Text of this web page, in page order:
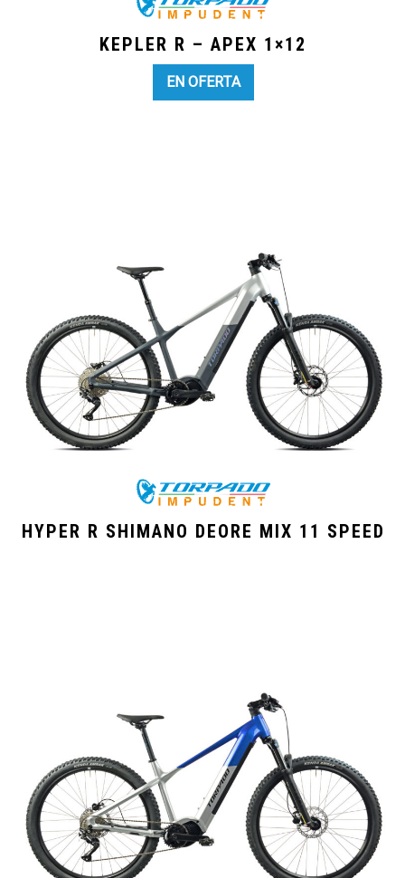
KEPLER R – APEX 1×12
EN OFERTA
HYPER R SHIMANO DEORE MIX 11 SPEED